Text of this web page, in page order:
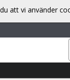
att vi använder